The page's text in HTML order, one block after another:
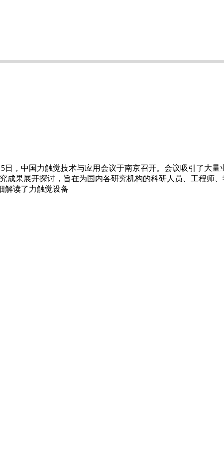
日，中国力触觉技术与应用会议于南京召开。会议吸引了大
成果展开探讨，旨在为国内各研究机构的科研人员、工程师
解读了力触觉设备